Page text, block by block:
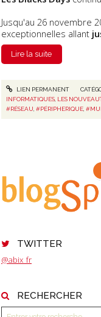
TWITTER
@abix_fr
RECHERCHER
Jusqu'au 26 novembre
exceptionnelles allant
Lire la suite
LIEN PERMANENT
INFORMATIQUES LES
#RÉSEAU ,#PÉRIPHERIQUE ,